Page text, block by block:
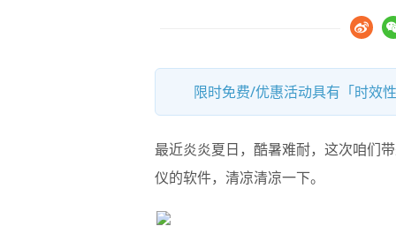
限时免费/优惠活动具有「时效
最近炎炎夏日，酷暑难耐，这次咱们
仪的软件，清凉清凉一下。